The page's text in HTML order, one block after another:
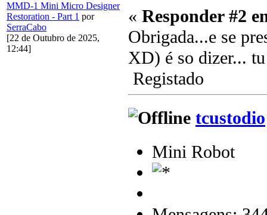
MMD-1 Mini Micro Designer
Restoration - Part 1 por
SerraCabo
[22 de Outubro de 2025,
12:44]
« Responder #2
Obrigada...e se
XD) é so dizer...
Registado
tcustodio
Mini Robot